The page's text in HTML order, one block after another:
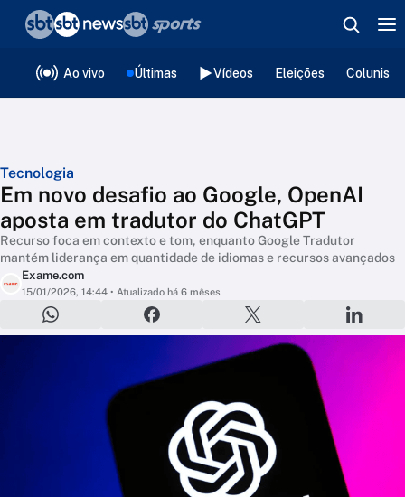
Ao vivo Últimas Vídeos Eleições
Tecnologia
Em novo desafio ao Google, OpenAI
aposta em tradutor do ChatGPT
Recurso foca em contexto e tom, enquanto Google Tradutor
mantém liderança em quantidade de idiomas e recursos avançados
Exame.com
15/01/2026, 14:44 • Atualizado há 6 mêses
❮voltar
Editorias